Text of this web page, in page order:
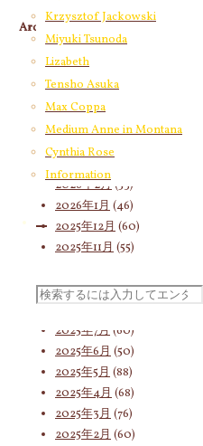
Krzysztof Jackowski
Miyuki Tsunoda
Lizabeth
Tensho Asuka
Max Coppa
Medium Anne in Montana
Cynthia Rose
Information
検
対
Archives
2026年8月
2026年7月(58)
2026年6月
2026年5月
(67)
2026年4月
2026年2月 (53)
2026年1月 (46)
2025年12月 (60)
2025年11月 (55)
2025年9月(62)
2025年7月 (60)
2025年6月 (50)
2025年5月 (88)
2025年4月 (68)
2025年3月 (76)
2025年2月 (60)